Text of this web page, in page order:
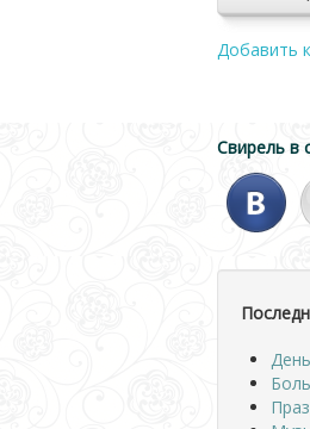
Добавить
Свирель в